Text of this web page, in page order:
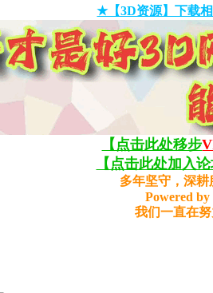
★【3D资源】下载
【点击此处移步
【点击此处加入
多年坚守，深
Powered by
我们一直在